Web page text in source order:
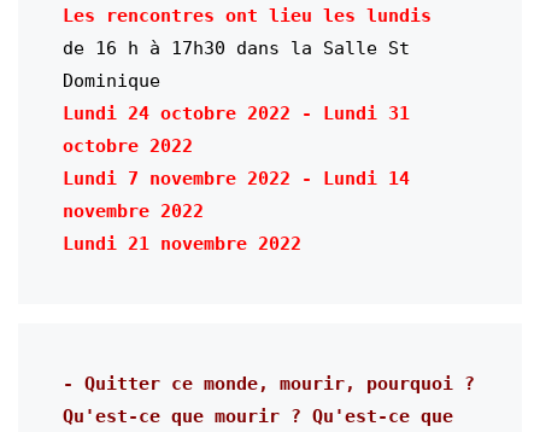
Les rencontres ont lieu les lundis
de 16 h à 17h30 dans la Salle St
Dominique
Lundi 24 octobre 2022 - Lundi 31
octobre 2022
Lundi 7 novembre 2022 - Lundi 14
novembre 2022
Qu'est-ce que mourir ? Qu'est-ce que